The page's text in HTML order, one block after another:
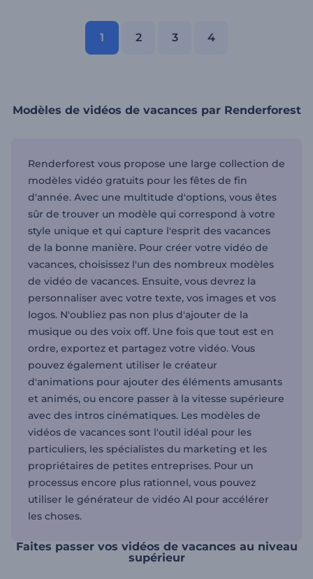
1 2 3 4
Modèles de vidéos de vacances par Renderforest
Renderforest vous propose une large collection de
modèles vidéo gratuits pour les fêtes de fin
d'année. Avec une multitude d'options, vous êtes
sûr de trouver un modèle qui correspond à votre
style unique et qui capture l'esprit des vacances
de la bonne manière. Pour créer votre vidéo de
vacances, choisissez l'un des nombreux modèles
de vidéo de vacances. Ensuite, vous devrez la
personnaliser avec votre texte, vos images et vos
logos. N'oubliez pas non plus d'ajouter de la
musique ou des voix off. Une fois que tout est en
ordre, exportez et partagez votre vidéo. Vous
pouvez également utiliser le créateur
d'animations pour ajouter des éléments amusants
et animés, ou encore passer à la vitesse supérieure
avec des intros cinématiques. Les modèles de
vidéos de vacances sont l'outil idéal pour les
particuliers, les spécialistes du marketing et les
propriétaires de petites entreprises. Pour un
processus encore plus rationnel, vous pouvez
utiliser le générateur de vidéo AI pour accélérer
les choses.
Faites passer vos vidéos de vacances au niveau
supérieur